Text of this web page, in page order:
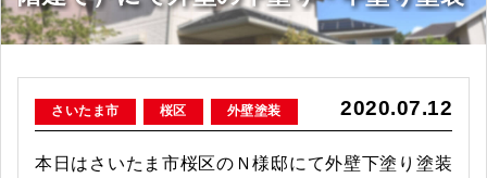
2020.07.12
さいたま市 桜区 外壁塗装
本日はさいたま市桜区のＮ様邸にて外壁下塗り塗装